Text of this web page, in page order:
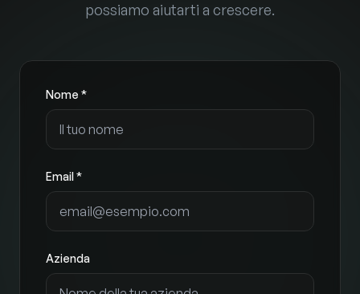
possiamo aiutarti a crescere.
Nome *
Email *
Azienda